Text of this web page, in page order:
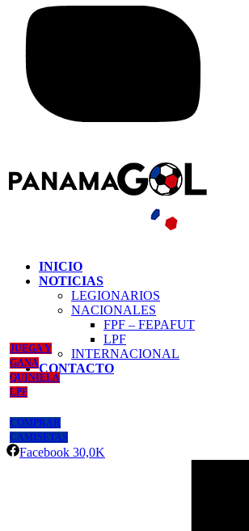
INICIO
NOTICIAS
LEGIONARIOS
NACIONALES
FPF – FEPAFUT
LPF
INTERNACIONAL
CONTACTO
JUEGA Y
GANA
QUINIELA
LPF
COMPRAR
CAMISETAS
Facebook 30,0K